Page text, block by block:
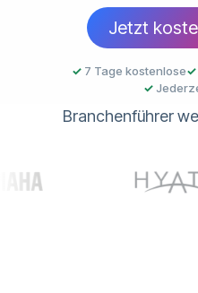
Jetzt
✓7 Tage kostenlose✓
✓
Branchenführer